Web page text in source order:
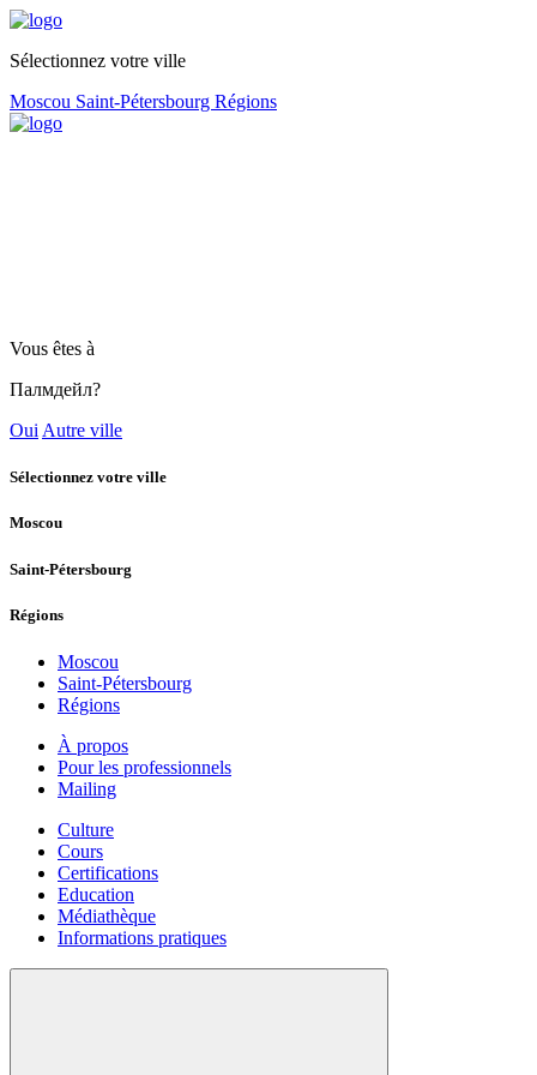
Sélectionnez votre ville
Moscou Saint-Pétersbourg Régions
Vous êtes à
Палмдейл?
Oui Autre ville
Sélectionnez votre ville
Moscou
Saint-Pétersbourg
Régions
Moscou
Saint-Pétersbourg
Régions
À propos
Pour les professionnels
Mailing
Culture
Cours
Certifications
Education
Médiathèque
Informations pratiques